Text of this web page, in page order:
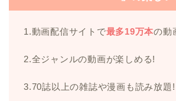
1.動画配信サイトで最多19万本の動
2.全ジャンルの動画が楽しめる!
3.70誌以上の雑誌や漫画も読み放題!